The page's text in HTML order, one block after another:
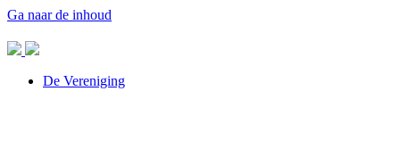
Ga naar de inhoud
De Vereniging